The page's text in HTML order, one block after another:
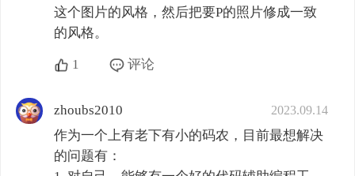
这个图片的风格，然后把要P的照片修成一致
的风格。
1 评论
zhoubs2010 2023.09.14
作为一个上有老下有小的码农，目前最想解决
的问题有：